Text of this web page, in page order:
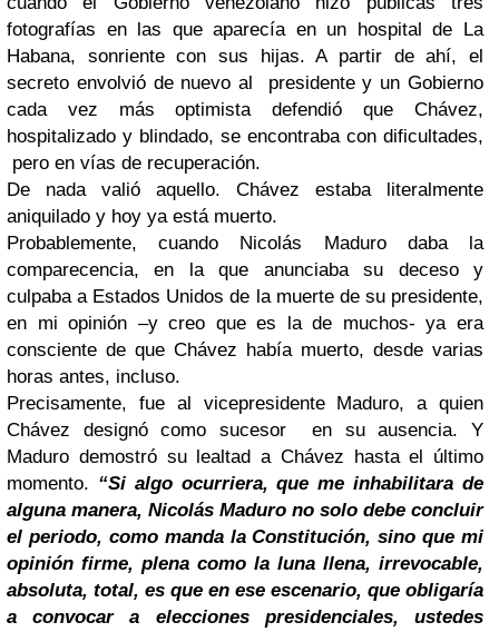
fotografías en las que aparecía en un hospital de La
Habana, sonriente con sus hijas. A partir de ahí, el
secreto envolvió de nuevo al presidente y un Gobierno
cada vez más optimista defendió que Chávez,
hospitalizado y blindado, se encontraba con dificultades,
pero en vías de recuperación.
De nada valió aquello. Chávez estaba literalmente
aniquilado y hoy ya está muerto.
Probablemente, cuando Nicolás Maduro daba la
comparecencia, en la que anunciaba su deceso y
culpaba a Estados Unidos de la muerte de su presidente,
en mi opinión –y creo que es la de muchos- ya era
consciente de que Chávez había muerto, desde varias
horas antes, incluso.
Precisamente, fue al vicepresidente Maduro, a quien
Chávez designó como sucesor en su ausencia. Y
Maduro demostró su lealtad a Chávez hasta el último
momento. “Si algo ocurriera, que me inhabilitara de
alguna manera, Nicolás Maduro no solo debe concluir
el periodo, como manda la Constitución, sino que mi
opinión firme, plena como la luna llena, irrevocable,
absoluta, total, es que en ese escenario, que obligaría
a convocar a elecciones presidenciales, ustedes